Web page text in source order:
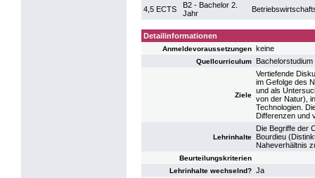
4,5 ECTS
B2 - Bachelor 2.
Jahr
Detailinformationen
Anmeldevoraussetzungen keine
Quellcurriculum
Ziele
Vertiefende
im Gefolge des
und als
von der Natur),
Technologien.
Differenzen und
Lehrinhalte
Die Begriffe der
Bourdieu
Naheverhältnis
Beurteilungskriterien
Lehrinhalte wechselnd? Ja